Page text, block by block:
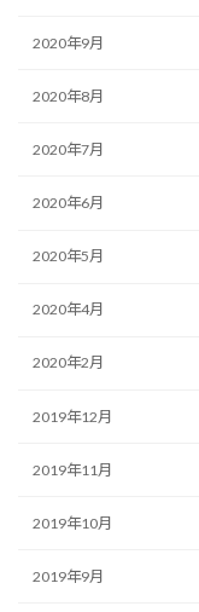
2020年9月
2020年8月
2020年7月
2020年6月
2020年5月
2020年4月
2020年2月
2019年12月
2019年11月
2019年10月
2019年9月